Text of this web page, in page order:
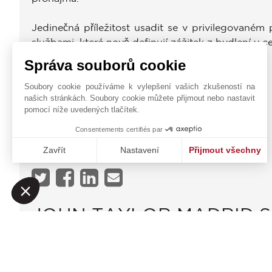
Jedinečná příležitost usadit se v
službami, které nově definují zážitek z bydlení v
OBČANSKÁ VYBAVENOST
Autobus
Metro
Základní Škola
Centrum Města
JOHN TAYLOR MADRID
Správa souborů cookie
Soubory cookie používáme k vylepšení vašich zkušeností na
našich stránkách. Soubory cookie můžete přijmout nebo nastavit
pomocí níže uvedených tlačítek.
Consentements certifiés par
Zavřít Nastavení Přijmout všechny
Axeptio consent
Platforma pro správu souhlasů: Upravte si své volby
Naše platforma vám umožňuje přizpůsobit a spravovat